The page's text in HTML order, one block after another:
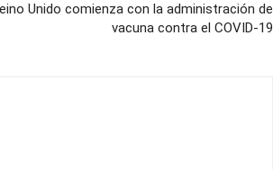
Unido comienza con la administración de
vacuna contra el COVID-19